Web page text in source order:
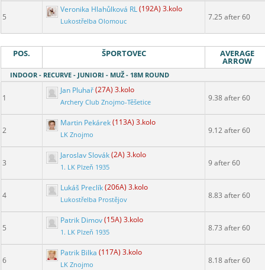
5
Veronika Hlahůlková RL(192A) 3.kolo
Lukostřelba Olomouc 7.25 after 60
POS. ŠPORTOVEC AVERAGE
ARROW
INDOOR - RECURVE - JUNIORI - MUŽ - 18M ROUND
1
Jan Pluhař(27A) 3.kolo
Archery Club Znojmo-Těšetice 9.38 after 60
2
Martin Pekárek(113A) 3.kolo
LK Znojmo 9.12 after 60
3
Jaroslav Slovák(2A) 3.kolo
1. LK Plzeň 1935 9 after 60
4
Lukáš Preclík(206A) 3.kolo
Lukostřelba Prostějov 8.83 after 60
5
Patrik Dimov(15A) 3.kolo
1. LK Plzeň 1935 8.73 after 60
6
Patrik Bilka (117A) 3.kolo
LK Znojmo 8.18 after 60